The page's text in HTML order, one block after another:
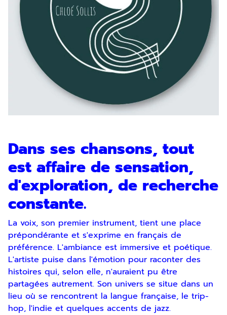
Dans ses chansons, tout
est affaire de sensation,
d'exploration, de recherche
constante.
La voix, son premier instrument, tient une place
prépondérante et s'exprime en français de
préférence. L'ambiance est immersive et poétique.
L'artiste puise dans l'émotion pour raconter des
histoires qui, selon elle, n'auraient pu être
partagées autrement. Son univers se situe dans un
lieu où se rencontrent la langue française, le trip-
hop, l'indie et quelques accents de jazz.